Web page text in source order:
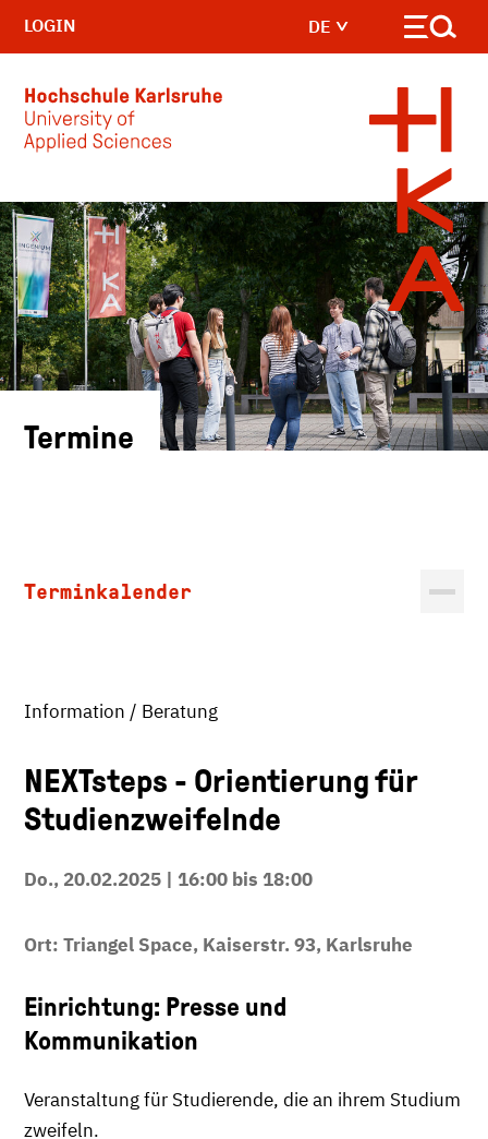
Skip to main content
DE
LOGIN
Termine
Terminkalender
Information / Beratung
NEXTsteps - Orientierung für
Studienzweifelnde
Do., 20.02.2025 | 16:00 bis 18:00
Ort: Triangel Space, Kaiserstr. 93, Karlsruhe
Einrichtung: Presse und
Kommunikation
Veranstaltung für Studierende, die an ihrem Studium
zweifeln.